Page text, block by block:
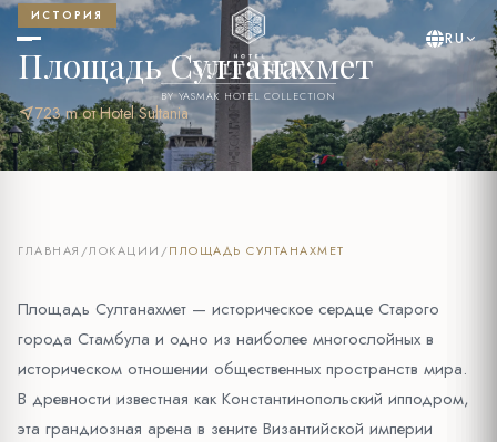
BY YASMAK HOTEL COLLECTION
RU
ИСТОРИЯ
Площадь Султанахмет
near_me723 m от Hotel Sultania
ГЛАВНАЯ /ЛОКАЦИИ /ПЛОЩАДЬ СУЛТАНАХМЕТ
Площадь Султанахмет — историческое сердце Старого
города Стамбула и одно из наиболее многослойных в
историческом отношении общественных пространств мира.
В древности известная как Константинопольский ипподром,
эта грандиозная арена в зените Византийской империи